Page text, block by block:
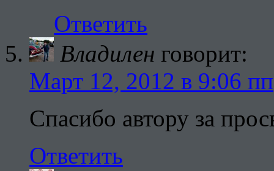
Ответить
Владилен говорит:
Март 12, 2012 в 9:06 пп
Спасибо автору за
Ответить